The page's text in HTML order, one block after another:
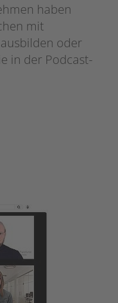
haben
mit
oder
in der Podcast-